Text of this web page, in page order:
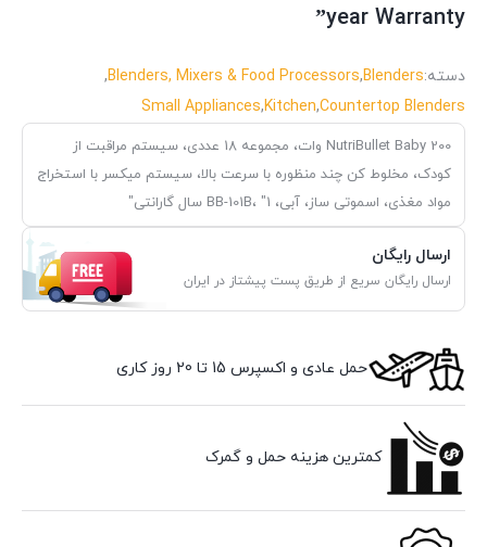
year Warranty”
دسته:Blenders
,
Blenders, Mixers & Food Processors
,
Countertop Blenders
,
Kitchen
,
Small Appliances
NutriBullet Baby 200 وات، مجموعه 18 عددی، سیستم مراقبت از
کودک، مخلوط کن چند منظوره با سرعت بالا، سیستم میکسر با استخراج
مواد مغذی، اسموتی ساز، آبی، BB-101B، "1 سال گارانتی"
ارسال رایگان
ارسال رایگان سریع از طریق پست پیشتاز در ایران
حمل عادی و اکسپرس 15 تا 20 روز کاری
کمترین هزینه حمل و گمرک